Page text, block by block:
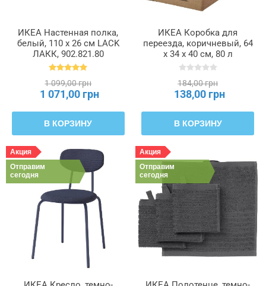
ИКЕА Настенная полка,
белый, 110 x 26 см LACK
ЛАКК, 902.821.80
1 099,00 грн
1 071,00 грн
В КОРЗИНУ
ИКЕА Коробка для
переезда, коричневый, 64
x 34 x 40 см, 80 л
DUNDERGUBBE, 405.345.62
184,00 грн
138,00 грн
В КОРЗИНУ
Акция
Отправим
сегодня
Акция
Отправим
сегодня